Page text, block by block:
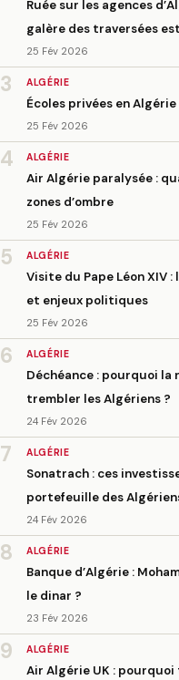
Ruée sur les agences
galère des traversées
25 Fév 2026
3 ALGÉRIE
Écoles privées en
25 Fév 2026
4 ALGÉRIE
Air Algérie paralysée :
zones d’ombre
25 Fév 2026
5 ALGÉRIE
Visite du Pape Léon XIV
et enjeux politiques
25 Fév 2026
6 ALGÉRIE
Déchéance : pourquoi
trembler les Algériens ?
24 Fév 2026
7 ALGÉRIE
Sonatrach : ces
portefeuille des
24 Fév 2026
8 ALGÉRIE
Banque d’Algérie :
le dinar ?
23 Fév 2026
9 ALGÉRIE
Air Algérie UK :